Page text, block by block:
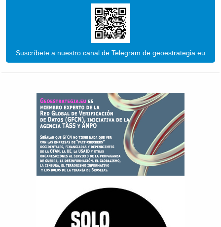
Suscríbete a nuestro canal de Telegram de geoestrategia.eu